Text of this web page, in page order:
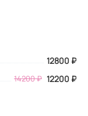
12800 ₽
14200 ₽ 12200 ₽